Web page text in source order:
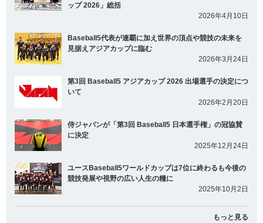
ップ 2026」総括
2026年4月10日
Baseball5代表が連覇に加え世界の頂点や競技の未来を
見据えアジアカップに臨む
2026年3月24日
第3回 Baseball5 アジアカップ 2026 出場選手の決定につ
いて
2026年2月20日
侍ジャパンが「第3回 Baseball5 日本選手権」の冠協賛
に決定
2025年12月24日
ユースBaseball5ワールドカップは7位に終わるも今後の
競技発展や視野の広い人生の糧に
2025年10月2日
もっと見る